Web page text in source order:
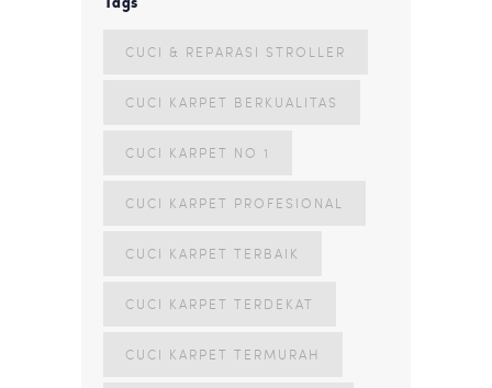
CUCI & REPARASI STROLLER
CUCI KARPET BERKUALITAS
CUCI KARPET NO 1
CUCI KARPET PROFESIONAL
CUCI KARPET TERBAIK
CUCI KARPET TERDEKAT
CUCI KARPET TERMURAH